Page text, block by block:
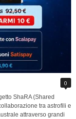
0
ShaRA (Shared
tra astrofili e
attraverso grandi